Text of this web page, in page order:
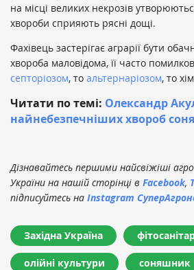
на місці великих некрозів
хвороби сприяють рясні дощі.
Фахівець застерігає аграрії бути
хвороба маловідома, її часто
септоріозом, то альтернаріозом, то
Читати по темі: Олександр
найнебезпечніших хвороб
Дізнавайтесь першими найсвіжіші
України на нашій сторінці в Facebook,
підписуйтесь на Instagram
Західна Україна
олійні культури соняшник